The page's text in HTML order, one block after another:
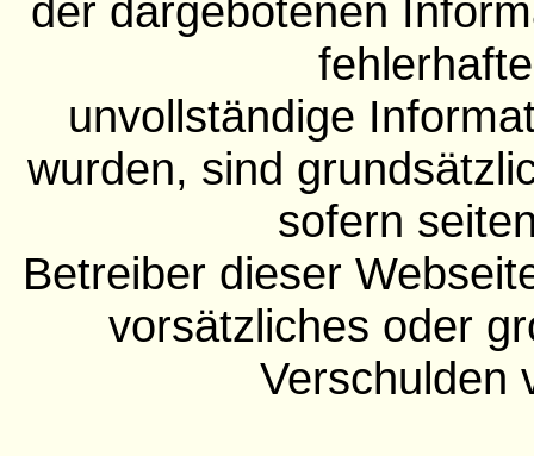
der dargebotenen
unvollständige
wurden, sind
sofern
Betreiber dieser
vorsätzliches oder
Verschulden